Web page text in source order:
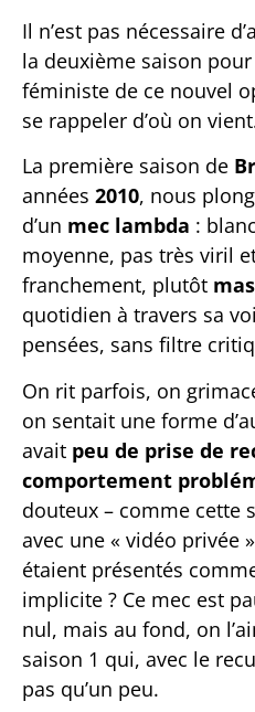
Il n’est pas nécessaire
la deuxième saison
féministe de ce nouvel
se rappeler d’où on
La première saison de
années 2010, nous
d’un mec lambda :
moyenne, pas très viril
franchement, plutôt
quotidien à travers sa
pensées, sans filtre
On rit parfois, on
on sentait une forme
avait peu de prise de
comportement
douteux – comme cette
avec une « vidéo privée
étaient présentés
implicite ? Ce mec est
nul, mais au fond, on
saison 1 qui, avec le
pas qu’un peu.